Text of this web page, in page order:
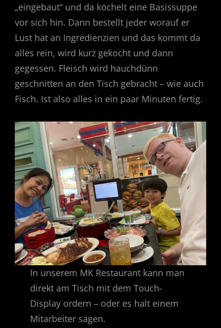
„eingebaut“ und da köchelt eine Basissuppe
vor sich hin. Dann bestellt jeder worauf er
Lust hat an Ingredienzien und das kommt da
alles rein, wird kurz gekocht und dann
gegessen. Fleisch wird hauchdünn
geschnitten an den Tisch gebracht – wie auch
Fisch. Ist also alles in ein paar Minuten fertig.
In unserem MK Restaurant kann man
direkt am Tisch mit dem Touch-
Display ordern – oder es halt einem
Mitarbeiter sagen.